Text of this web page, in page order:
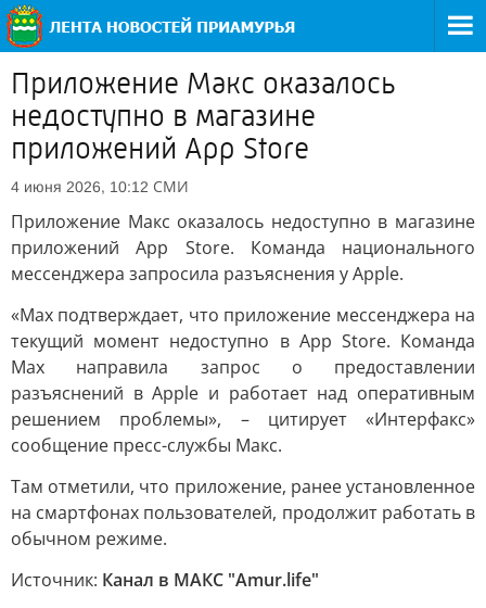
Приложение Maкс оказалось
недоступно в магазине
приложений App Store
4 июня 2026, 10:12 СМИ
Приложение Maкс оказалось недоступно в магазине
приложений App Store. Команда национального
мессенджера запросила разъяснения у Apple.
«Max подтверждает, что приложение мессенджера на
текущий момент недоступно в App Store. Команда
Max направила запрос о предоставлении
разъяснений в Apple и работает над оперативным
решением проблемы», – цитирует «Интерфакс»
сообщение пресс-службы Макс.
Там отметили, что приложение, ранее установленное
на смартфонах пользователей, продолжит работать в
обычном режиме.
Источник: Канал в МАКС "Аmur.life"